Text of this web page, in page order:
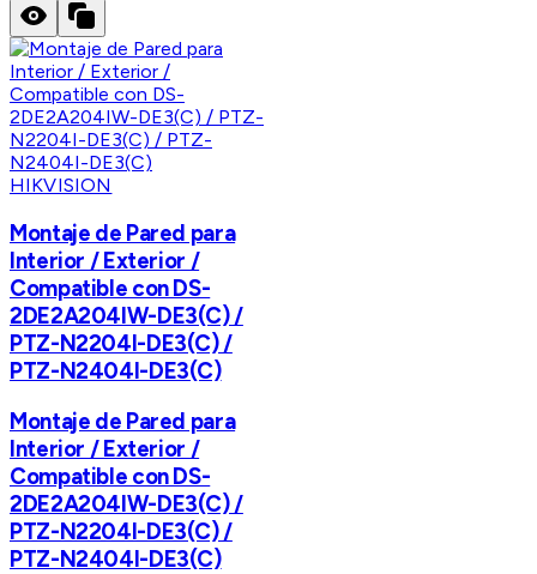
HIKVISION
Montaje de Pared para
Interior / Exterior /
Compatible con DS-
2DE2A204IW-DE3(C) /
PTZ-N2204I-DE3(C) /
PTZ-N2404I-DE3(C)
Montaje de Pared para
Interior / Exterior /
Compatible con DS-
2DE2A204IW-DE3(C) /
PTZ-N2204I-DE3(C) /
PTZ-N2404I-DE3(C)